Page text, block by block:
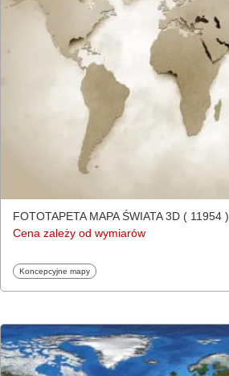
FOTOTAPETA MAPA ŚWIATA 3D ( 11954 )
Cena zależy od wymiarów
Fototapety
Koncepcyjne mapy